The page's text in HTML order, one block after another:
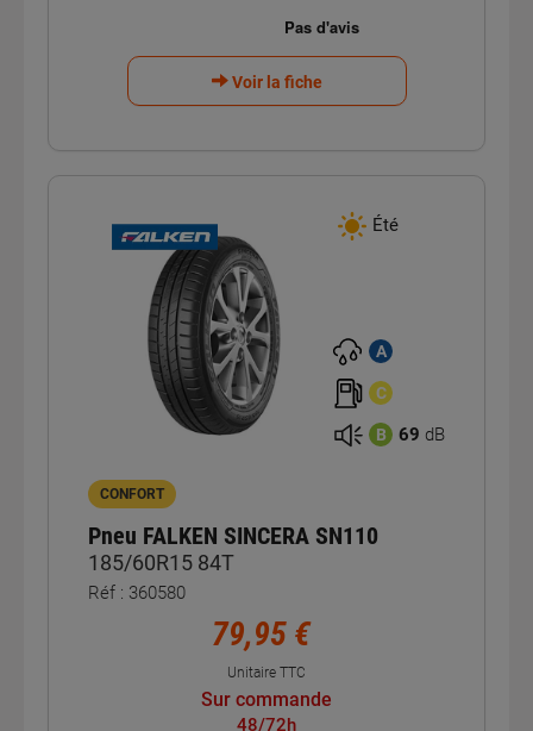
Voir la fiche
Été
A
C
B 69 dB
CONFORT
Pneu FALKEN SINCERA SN110
185/60R15 84T
Réf : 360580
79,95 €
Unitaire TTC
Sur commande
48/72h